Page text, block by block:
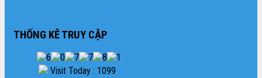
THỐNG KÊ TRUY CẬP
Visit Today : 1099